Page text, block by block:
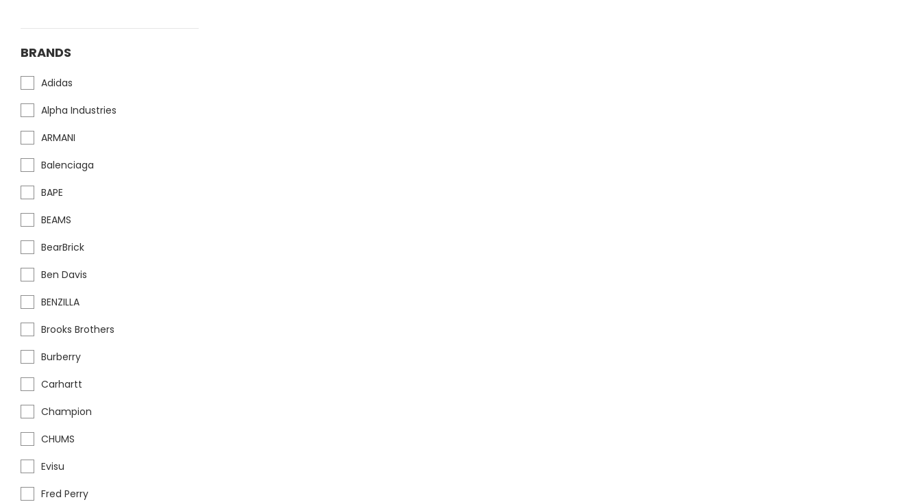
BRANDS
Adidas
Alpha Industries
ARMANI
Balenciaga
BAPE
BEAMS
BearBrick
Ben Davis
BENZILLA
Brooks Brothers
Burberry
Carhartt
Champion
CHUMS
Evisu
Fred Perry